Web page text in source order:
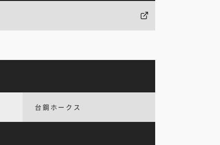
台鋼ホークス